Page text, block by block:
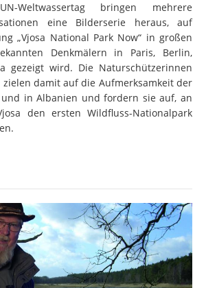
Weltwassertag bringen mehrere
eine Bilderserie heraus, auf
„Vjosa National Park Now“ in großen
Denkmälern in Paris, Berlin,
gezeigt wird. Die Naturschützerinnen
damit auf die Aufmerksamkeit der
in Albanien und fordern sie auf, an
den ersten Wildfluss-Nationalpark